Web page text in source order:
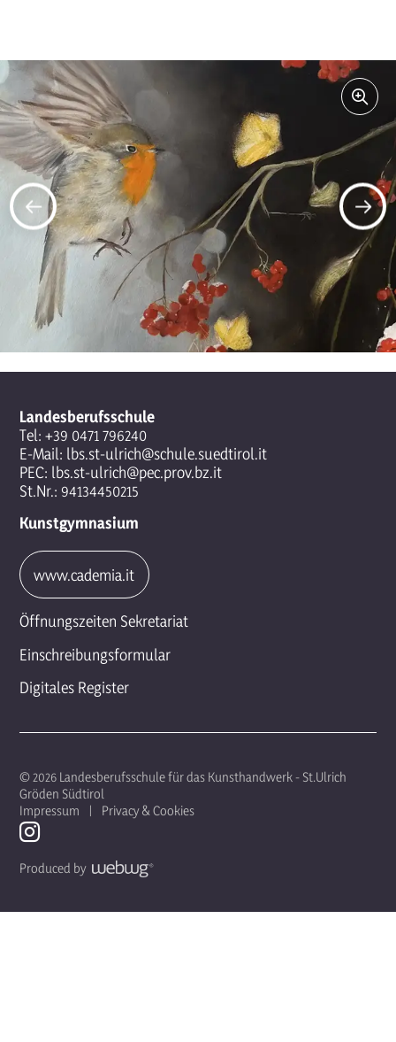
Landesberufsschule
Tel: +39 0471 796240
E-Mail: lbs.st-ulrich@schule.suedtirol.it
PEC: lbs.st-ulrich@pec.prov.bz.it
St.Nr.: 94134450215
Kunstgymnasium
www.cademia.it
Öffnungszeiten Sekretariat
Einschreibungsformular
Digitales Register
© 2026 Landesberufsschule für das Kunsthandwerk - St.Ulrich
Gröden Südtirol
Impressum
Privacy & Cookies
Produced by